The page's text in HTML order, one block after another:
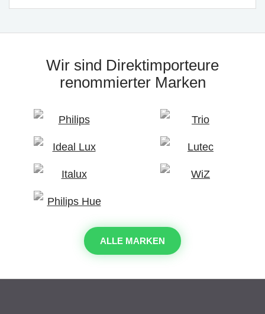
Wir sind Direktimporteure
renommierter Marken
ALLE MARKEN